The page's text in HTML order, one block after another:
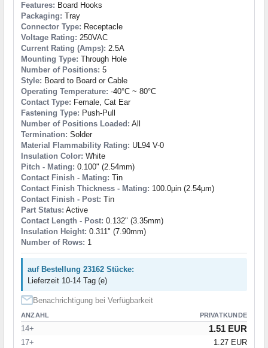
Features: Board Hooks
Packaging: Tray
Connector Type: Receptacle
Voltage Rating: 250VAC
Current Rating (Amps): 2.5A
Mounting Type: Through Hole
Number of Positions: 5
Style: Board to Board or Cable
Operating Temperature: -40°C ~ 80°C
Contact Type: Female, Cat Ear
Fastening Type: Push-Pull
Number of Positions Loaded: All
Termination: Solder
Material Flammability Rating: UL94 V-0
Insulation Color: White
Pitch - Mating: 0.100" (2.54mm)
Contact Finish - Mating: Tin
Contact Finish Thickness - Mating: 100.0µin (2.54µm)
Contact Finish - Post: Tin
Part Status: Active
Contact Length - Post: 0.132" (3.35mm)
Insulation Height: 0.311" (7.90mm)
Number of Rows: 1
auf Bestellung 23162 Stücke:
Lieferzeit 10-14 Tag (e)
Benachrichtigung bei Verfügbarkeit
ANZAHL PRIVATKUNDE
14+ 1.51 EUR
17+
1.27 EUR